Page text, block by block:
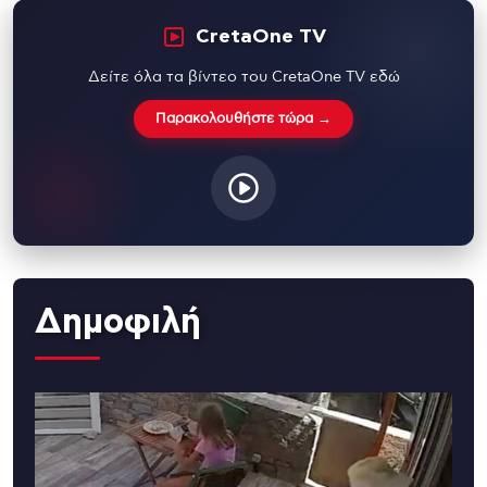
CretaOne TV
Δείτε όλα τα βίντεο του CretaOne TV εδώ
Παρακολουθήστε τώρα →
Δημοφιλή